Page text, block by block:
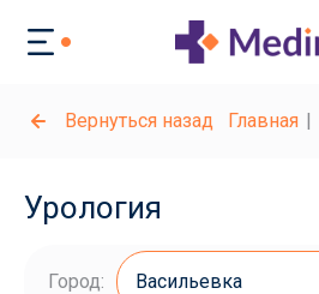
Вернуться назад Главная
Урология
Город: Васильевка